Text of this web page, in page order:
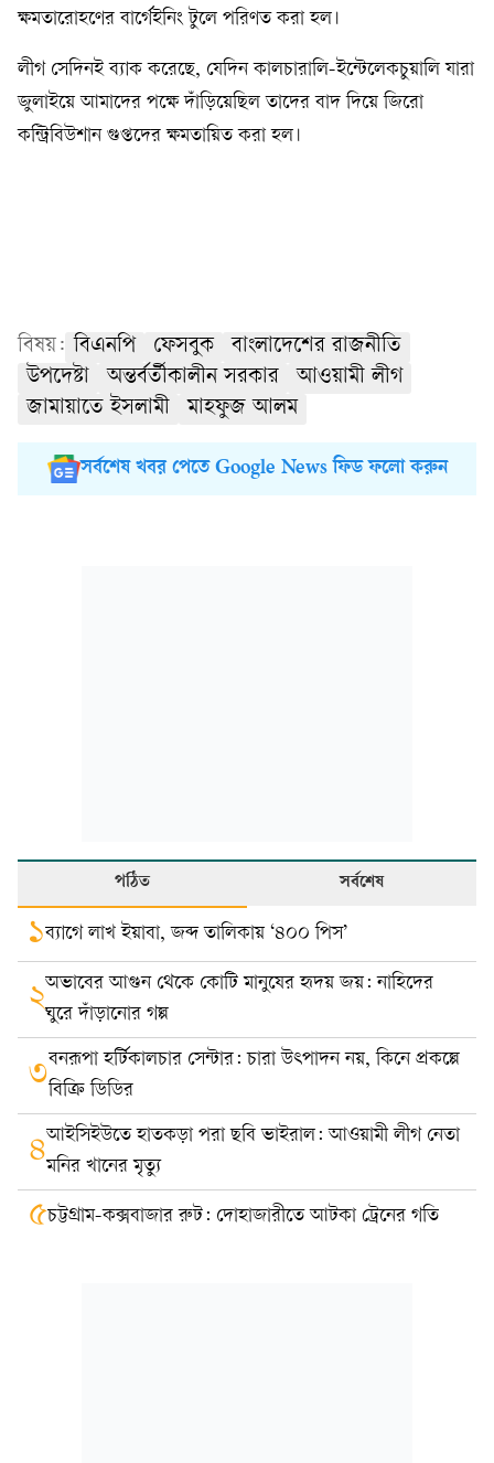
ক্ষমতারোহণের বার্গেইনিং টুলে পরিণত করা হল।
লীগ সেদিনই ব্যাক করেছে, যেদিন কালচারালি-ইন্টেলেকচুয়ালি যারা
জুলাইয়ে আমাদের পক্ষে দাঁড়িয়েছিল তাদের বাদ দিয়ে জিরো
কন্ট্রিবিউশান গুপ্তদের ক্ষমতায়িত করা হল।
বিষয়: বিএনপি ফেসবুক
বাংলাদেশের রাজনীতি
উপদেষ্টা
অন্তর্বর্তীকালীন সরকার
আওয়ামী লীগ
জামায়াতে ইসলামী
মাহফুজ আলম
সর্বশেষ খবর পেতে Google News ফিড ফলো করুন
পঠিত সর্বশেষ
১ব্যাগে লাখ ইয়াবা, জব্দ তালিকায় ‘৪০০ পিস’
২অভাবের আগুন থেকে কোটি মানুষের হৃদয় জয়: নাহিদের
ঘুরে দাঁড়ানোর গল্প
৩বনরূপা হর্টিকালচার সেন্টার: চারা উৎপাদন নয়, কিনে প্রকল্পে
বিক্রি ডিডির
৪আইসিইউতে হাতকড়া পরা ছবি ভাইরাল: আওয়ামী লীগ নেতা
মনির খানের মৃত্যু
৫চট্টগ্রাম-কক্সবাজার রুট: দোহাজারীতে আটকা ট্রেনের গতি